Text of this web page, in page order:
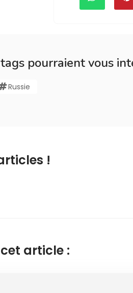
pourraient vous
Russie
!
article :